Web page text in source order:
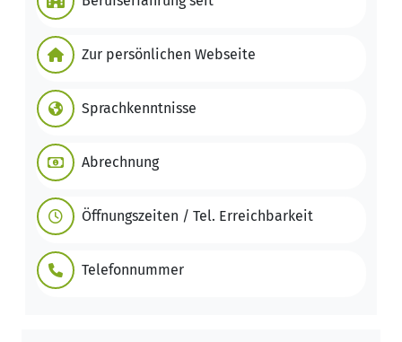
Zur persönlichen Webseite
Sprachkenntnisse
Abrechnung
Öffnungszeiten / Tel. Erreichbarkeit
Telefonnummer